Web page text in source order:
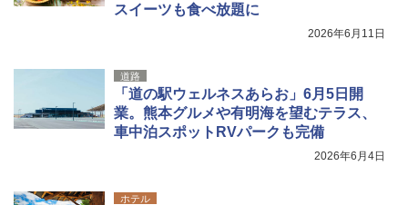
スイーツも食べ放題に
2026年6月11日
道路
「道の駅ウェルネスあらお」6月5日開
業。熊本グルメや有明海を望むテラス、
車中泊スポットRVパークも完備
2026年6月4日
ホテル